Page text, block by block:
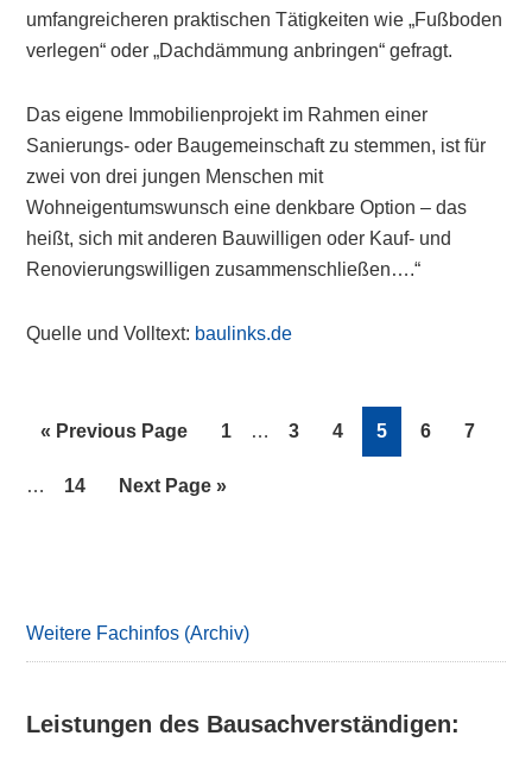
umfangreicheren praktischen Tätigkeiten wie „Fußboden
verlegen“ oder „Dachdämmung anbringen“ gefragt.
Das eigene Immobilienprojekt im Rahmen einer
Sanierungs- oder Baugemeinschaft zu stemmen, ist für
zwei von drei jungen Menschen mit
Wohneigentumswunsch eine denkbare Option – das
heißt, sich mit anderen Bauwilligen oder Kauf- und
Renovierungswilligen zusammenschließen….“
Quelle und Volltext: baulinks.de
« Go
Previous Page Page
1
Interim
… Page
3 Page
4 Page
5 Page
6 Page
7
… Page
14
Go
Next Page »
Weitere Fachinfos (Archiv)
Leistungen des Bausachverständigen: